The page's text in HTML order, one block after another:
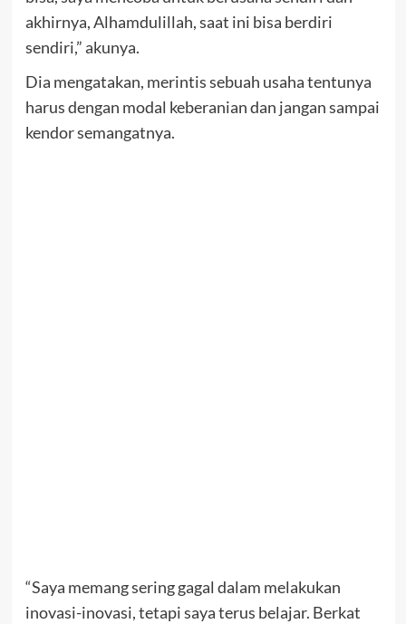
akhirnya, Alhamdulillah, saat ini bisa berdiri
sendiri,” akunya.
Dia mengatakan, merintis sebuah usaha tentunya
harus dengan modal keberanian dan jangan sampai
kendor semangatnya.
“Saya memang sering gagal dalam melakukan
inovasi-inovasi, tetapi saya terus belajar. Berkat